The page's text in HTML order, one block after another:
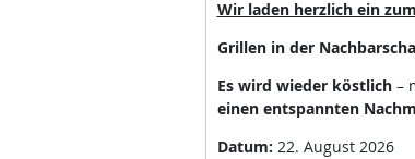
Wir laden herzlich ein
Grillen in der
Es wird wieder köstlich –
einen entspannten
Datum: 22. August 2026